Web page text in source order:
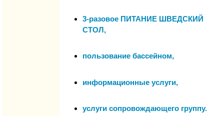
3-разовое ПИТАНИЕ ШВЕДСКИЙ
СТОЛ,
пользование бассейном,
информационные услуги,
услуги сопровождающего группу.